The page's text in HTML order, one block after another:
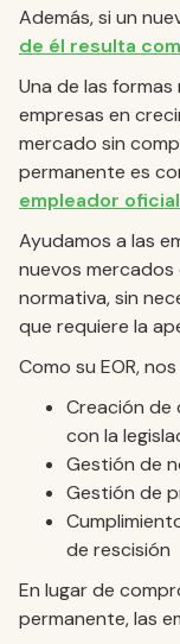
Además, si un
de él resulta
Una de las
empresas en
mercado sin
permanente es
empleador oficial
Ayudamos a las
nuevos
normativa, sin
que requiere la
Como su EOR,
Creación
con la
Gestión de
Gestión de
de rescisión
En lugar de
permanente, las